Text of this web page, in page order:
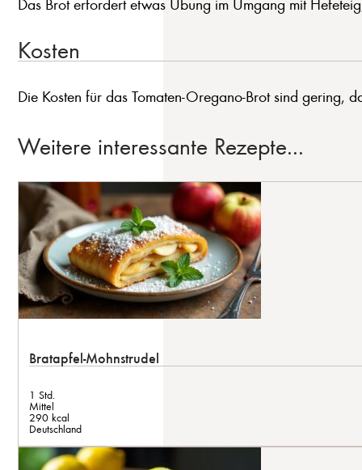
Kosten
Die Kosten für das Tomaten-Oregano-Brot sind gering,
Weitere interessante Rezepte...
Bratapfel-Mohnstrudel
1 Std.
Mittel
290 kcal
Deutschland